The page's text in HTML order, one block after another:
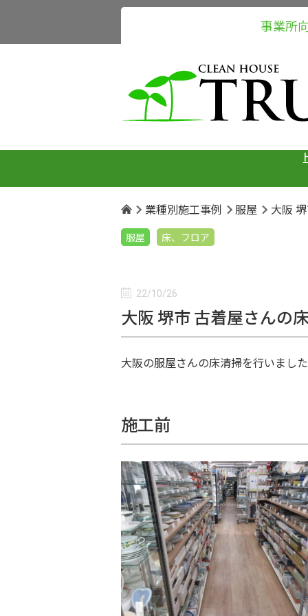
事業所
業種別施工事例 服屋 大阪
服屋 床、フロア
22/10/26
大阪 堺市 古着屋さんの
大阪の服屋さんの床清掃を行いまし
施工前